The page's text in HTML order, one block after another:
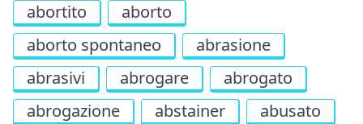
abortito
aborto
aborto spontaneo
abrasione
abrasivi
abrogare
abrogato
abrogazione
abstainer
abusato